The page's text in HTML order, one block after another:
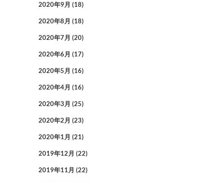
2020年9月 (18)
2020年8月 (18)
2020年7月 (20)
2020年6月 (17)
2020年5月 (16)
2020年4月 (16)
2020年3月 (25)
2020年2月 (23)
2020年1月 (21)
2019年12月 (22)
2019年11月 (22)